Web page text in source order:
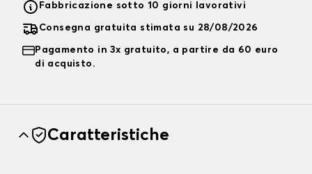
Fabbricazione sotto 10 giorni lavorativi
Consegna gratuita stimata su 28/08/2026
Pagamento in 3x gratuito, a partire da 60 euro
di acquisto.
Caratteristiche